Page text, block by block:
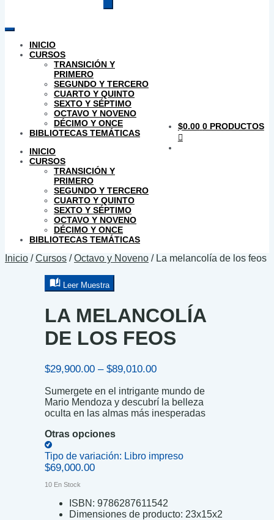
productos
INICIO
CURSOS
TRANSICIÓN Y
PRIMERO
SEGUNDO Y TERCERO
CUARTO Y QUINTO
SEXTO Y SÉPTIMO
OCTAVO Y NOVENO
DÉCIMO Y ONCE
BIBLIOTECAS TEMÁTICAS
INICIO
CURSOS
TRANSICIÓN Y
PRIMERO
SEGUNDO Y TERCERO
CUARTO Y QUINTO
SEXTO Y SÉPTIMO
OCTAVO Y NOVENO
DÉCIMO Y ONCE
BIBLIOTECAS TEMÁTICAS
$0.00 0 PRODUCTOS
Inicio /Cursos /Octavo y Noveno / La melancolía de los feos
Leer Muestra
LA MELANCOLÍA
DE LOS FEOS
$29,900.00 – $89,010.00Price
$29,900.00
through
$89,010.00
Sumergete en el intrigante mundo de
Mario Mendoza y descubrí la belleza
oculta en las almas más inesperadas
Otras opciones
Tipo de variación: Libro impreso
$69,000.00
10 En Stock
ISBN: 9786287611542
Dimensiones de producto: 23x15x2